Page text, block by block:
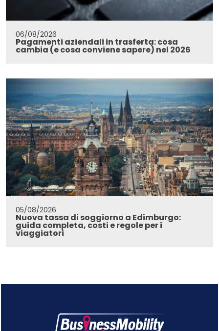
06/08/2026
Pagamenti aziendali in trasferta: cosa
cambia (e cosa conviene sapere) nel 2026
05/08/2026
Nuova tassa di soggiorno a Edimburgo:
guida completa, costi e regole per i
viaggiatori